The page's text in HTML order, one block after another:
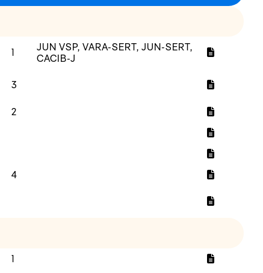
1
JUN VSP, VARA-SERT, JUN-SERT,
CACIB-J
3
2
4
1